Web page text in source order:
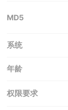
MD5
系统
年龄
权限要求